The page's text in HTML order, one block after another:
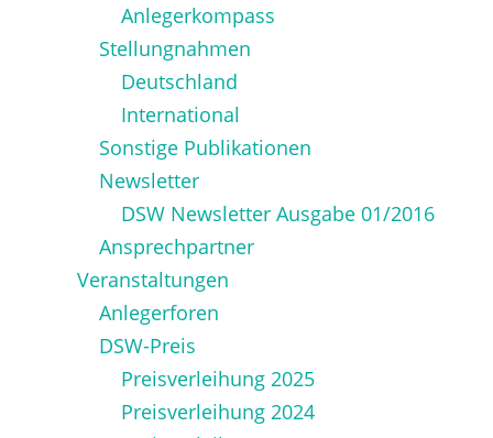
Anlegerkompass
Stellungnahmen
Deutschland
International
Sonstige Publikationen
Newsletter
DSW Newsletter Ausgabe 01/2016
Ansprechpartner
Veranstaltungen
Anlegerforen
DSW-Preis
Preisverleihung 2025
Preisverleihung 2024